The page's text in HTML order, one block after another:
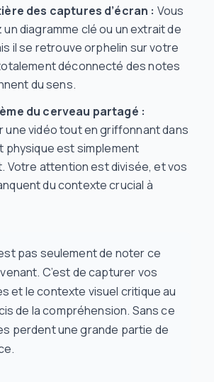
des captures d’écran : Vous
diagramme clé ou un extrait de
il se retrouve orphelin sur votre
déconnecté des notes
du sens.
du cerveau partagé :
une vidéo tout en griffonnant dans
physique est simplement
Votre attention est divisée, et vos
du contexte crucial à
pas seulement de noter ce
C’est de capturervos
et le contexte visuel critique au
de la compréhension. Sans ce
perdent une grande partie de